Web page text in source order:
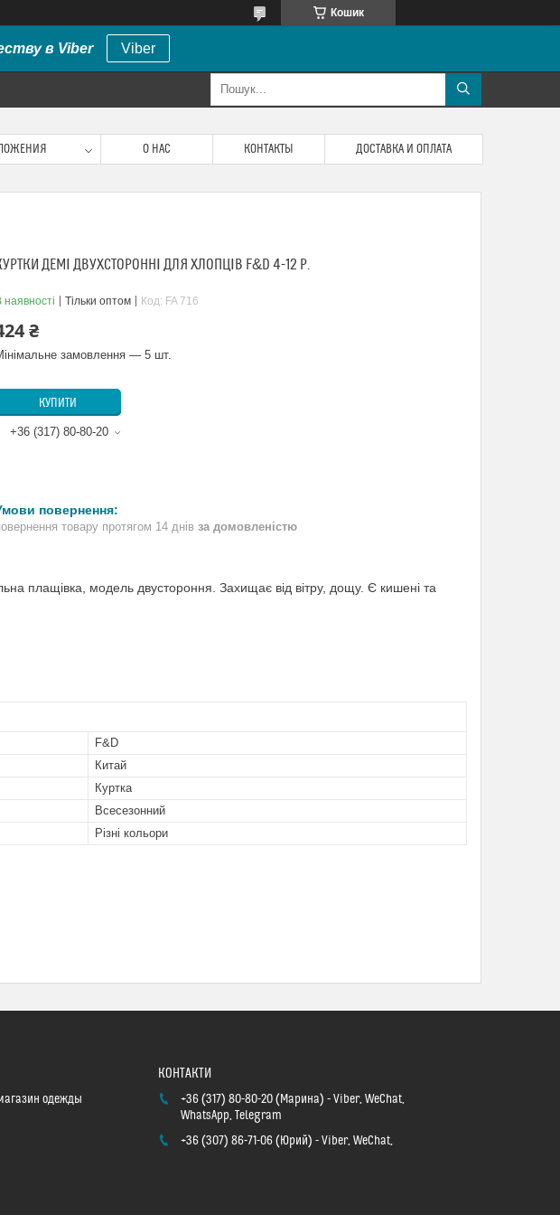
Кошик
в Viber Viber
О НАС КОНТАКТЫ ДОСТАВКА И ОПЛАТА
ДЕМІ ДВУХСТОРОННІ ДЛЯ ХЛОПЦІВ F&D 4-12 P.
наявності Тільки оптом Код: FA 716
₴
замовлення — 5 шт.
КУПИТИ
+36 (317) 80-80-20
товару протягом 14 днів за домовленістю
плащівка, модель двустороння. Захищає від вітру, дощу. Є кишені та
F&D
Китай
Куртка
Всесезонний
Різні кольори
магазин одежды
+36 (317) 80-80-20 Марина
Viber, WeChat,
WhatsApp, Telegram
+36 (307) 86-71-06
Юрий Viber, WeChat,